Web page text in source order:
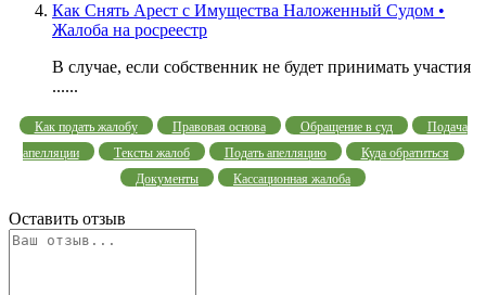
Как Снять Арест с Имущества Наложенный Судом •
Жалоба на росреестр
В случае, если собственник не будет принимать участия
......
Как подать жалобу Правовая основа Обращение в суд
Подача
апелляции
Тексты жалоб Подать апелляцию
Куда обратиться
Документы
Кассационная жалоба
Оставить отзыв